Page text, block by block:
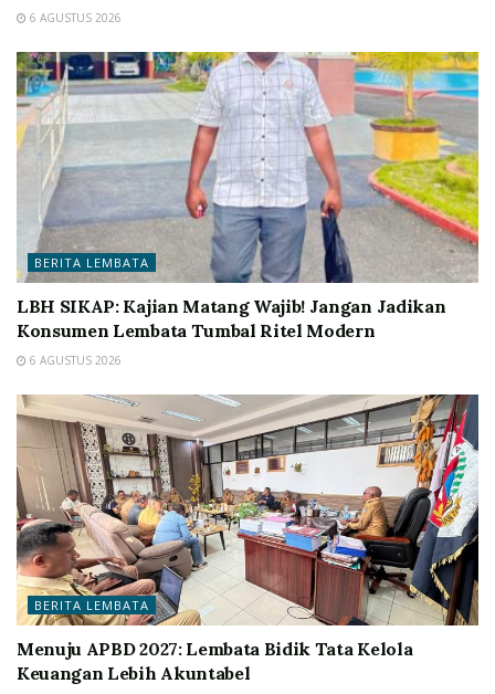
6 AGUSTUS 2026
BERITA LEMBATA
LBH SIKAP: Kajian Matang Wajib! Jangan Jadikan
Konsumen Lembata Tumbal Ritel Modern
6 AGUSTUS 2026
BERITA LEMBATA
Menuju APBD 2027: Lembata Bidik Tata Kelola
Keuangan Lebih Akuntabel